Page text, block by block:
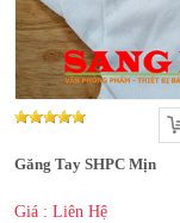
Găng Tay SHPC Mịn
Giá : Liên Hệ